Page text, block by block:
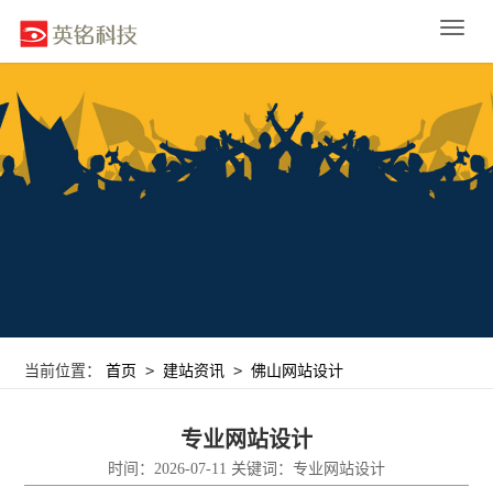
Toggle
当前位置：首页 >建站资讯 >佛山网站设计
专业网站设计
时间：2026-07-11 关键词：专业网站设计